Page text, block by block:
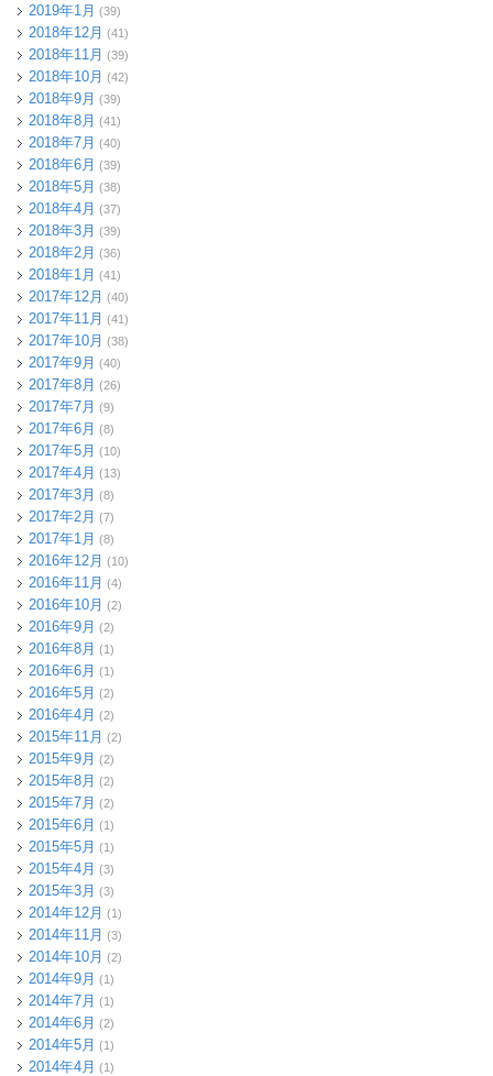
2019年1月 (39)
2018年12月 (41)
2018年11月 (39)
2018年10月 (42)
2018年9月 (39)
2018年8月 (41)
2018年7月 (40)
2018年6月 (39)
2018年5月 (38)
2018年4月 (37)
2018年3月 (39)
2018年2月 (36)
2018年1月 (41)
2017年12月 (40)
2017年11月 (41)
2017年10月 (38)
2017年9月 (40)
2017年8月 (26)
2017年7月 (9)
2017年6月 (8)
2017年5月 (10)
2017年4月 (13)
2017年3月 (8)
2017年2月 (7)
2017年1月 (8)
2016年12月 (10)
2016年11月 (4)
2016年10月 (2)
2016年9月 (2)
2016年8月 (1)
2016年6月 (1)
2016年5月 (2)
2016年4月 (2)
2015年11月 (2)
2015年9月 (2)
2015年8月 (2)
2015年7月 (2)
2015年6月 (1)
2015年5月 (1)
2015年4月 (3)
2015年3月 (3)
2014年12月 (1)
2014年11月 (3)
2014年10月 (2)
2014年9月 (1)
2014年7月 (1)
2014年6月 (2)
2014年5月 (1)
2014年4月 (1)